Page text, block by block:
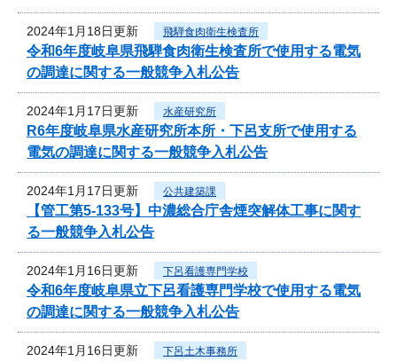
2024年1月18日更新 飛騨食肉衛生検査所
令和6年度岐阜県飛騨食肉衛生検査所で使用する電気
の調達に関する一般競争入札公告
2024年1月17日更新 水産研究所
R6年度岐阜県水産研究所本所・下呂支所で使用する
電気の調達に関する一般競争入札公告
2024年1月17日更新 公共建築課
【管工第5-133号】中濃総合庁舎煙突解体工事に関す
る一般競争入札公告
2024年1月16日更新 下呂看護専門学校
令和6年度岐阜県立下呂看護専門学校で使用する電気
の調達に関する一般競争入札公告
2024年1月16日更新 下呂土木事務所